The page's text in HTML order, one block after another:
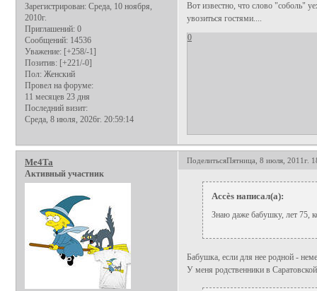
Зарегистрирован: Среда, 10 ноября,
2010г.
Приглашений: 0
Сообщений: 14536
Уважение: [+258/-1]
Позитив: [+221/-0]
Пол: Женский
Провел на форуме:
11 месяцев 23 дня
Последний визит:
Среда, 8 июля, 2026г. 20:59:14
Вот известно, что слово "соболь"
увозиться гостями....
0
ПоделитьсяПятница, 8 июля, 2011г.
Me4Ta
Активный участник
Аccès написал(а):
Знаю даже бабушку, лет 75,
Бабушка, если для нее родной -
У меня родственники в